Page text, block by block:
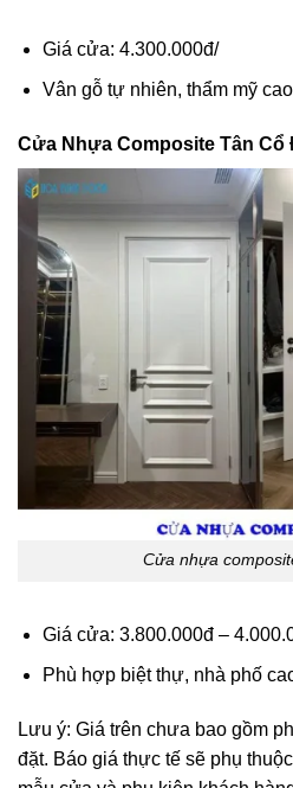
Giá cửa: 4.300.000đ/
Vân gỗ tự nhiên, thẩm mỹ cao
Cửa Nhựa Composite Tân Cổ
Cửa nhựa
Giá cửa: 3.800.000đ –
Phù hợp biệt thự, nhà phố
Lưu ý: Giá trên chưa bao gồm
đặt. Báo giá thực tế sẽ phụ